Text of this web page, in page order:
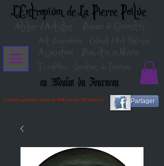
L'Entropium de La Pierre Poilue
Atelier d'Artistes Bazaar de Curiosités
au Moulin du Fourneau
Partager
Livraison gratuite à partir de 80€ d'achat (Fr Métrop)
Art-Bracadabra - Cabinet d'Art-thérapie
TerraVitae - Locations de Tourisme
Association - Bien-être en Nièvre